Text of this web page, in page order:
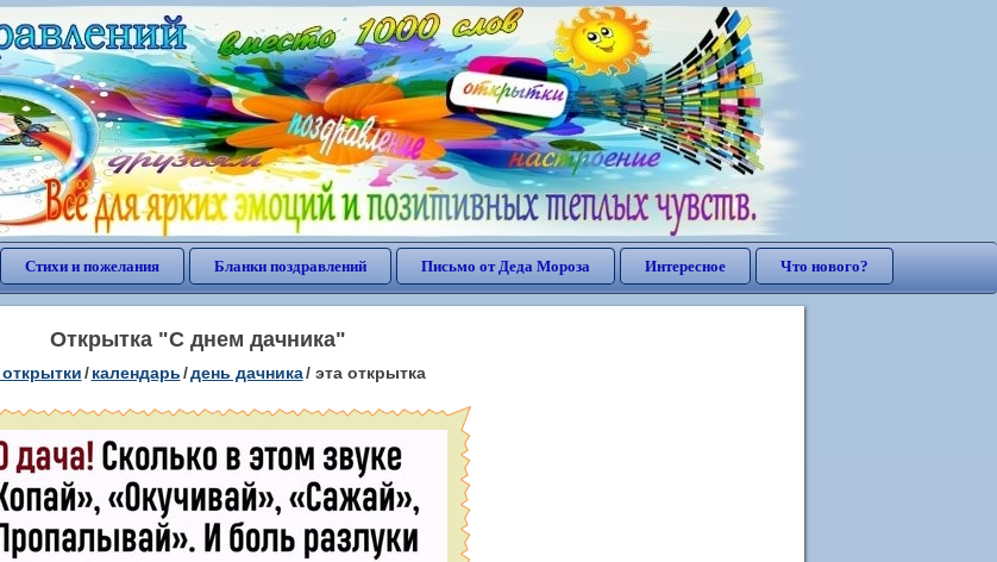
Стихи и пожелания Бланки поздравлений Письмо от Деда Мороза Интересное Что нового?
Открытка "С днем дачника"
/ календарь/день дачника/ эта открытка